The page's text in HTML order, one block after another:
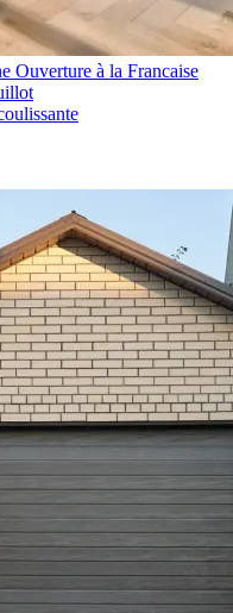
Ouverture à la Francaise